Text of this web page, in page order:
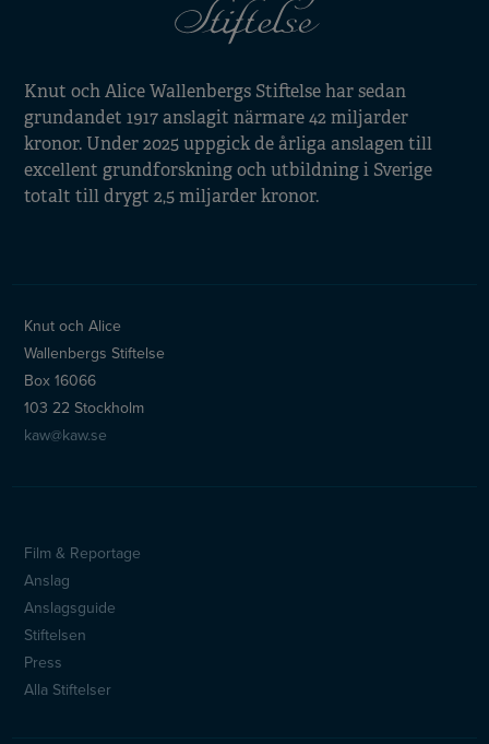
Knut och Alice Wallenbergs Stiftelse har sedan
grundandet 1917 anslagit närmare 42 miljarder
kronor. Under 2025 uppgick de årliga anslagen till
excellent grundforskning och utbildning i Sverige
totalt till drygt 2,5 miljarder kronor.
Knut och Alice
Wallenbergs Stiftelse
Box 16066
103 22 Stockholm
kaw@kaw.se
Sidfotsmeny
Film & Reportage
Anslag
Anslagsguide
Stiftelsen
Press
Alla Stiftelser